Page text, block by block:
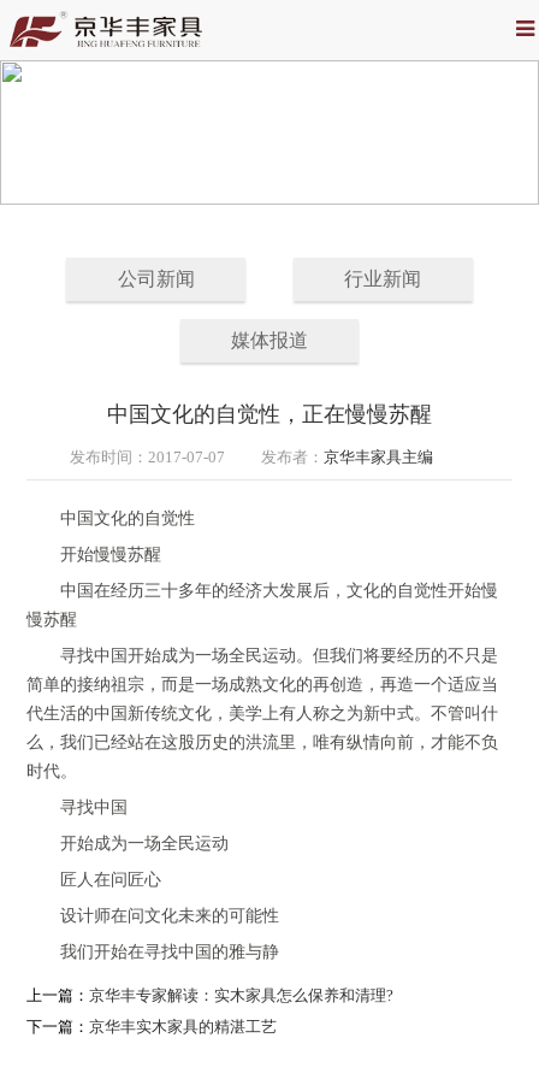
公司新闻 行业新闻
媒体报道
中国文化的自觉性，正在慢慢苏醒
发布时间： 2017-07-07 发布者： 京华丰家具主编
中国文化的自觉性
开始慢慢苏醒
中国在经历三十多年的经济大发展后，文化的自觉性开始慢
慢苏醒
寻找中国开始成为一场全民运动。但我们将要经历的不只是
简单的接纳祖宗，而是一场成熟文化的再创造，再造一个适应当
代生活的中国新传统文化，美学上有人称之为新中式。不管叫什
么，我们已经站在这股历史的洪流里，唯有纵情向前，才能不负
时代。
寻找中国
开始成为一场全民运动
匠人在问匠心
设计师在问文化未来的可能性
我们开始在寻找中国的雅与静
上一篇：京华丰专家解读：实木家具怎么保养和清理?
下一篇：京华丰实木家具的精湛工艺